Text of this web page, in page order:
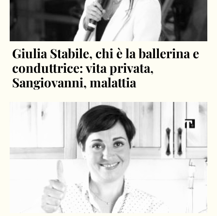
Giulia Stabile, chi è la ballerina e
conduttrice: vita privata,
Sangiovanni, malattia